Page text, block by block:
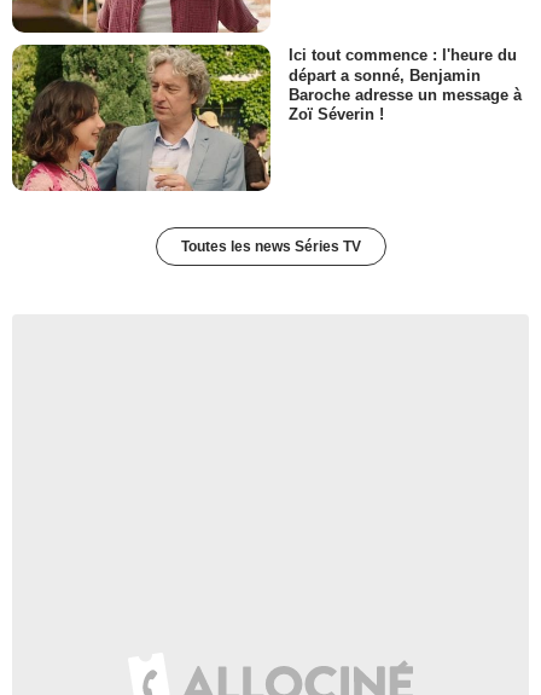
Ici tout commence : l'heure du
départ a sonné, Benjamin
Baroche adresse un message à
Zoï Séverin !
Toutes les news Séries TV